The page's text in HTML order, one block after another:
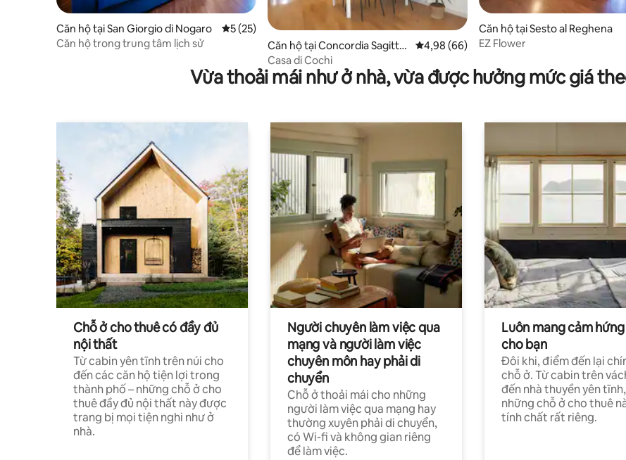
Căn hộ tại San Giorgio di Nogaro Xếp hạng trung bình 5/5, 25 đánh giá
5 (25)
Căn hộ trong trung tâm lịch sử
Căn hộ tại Concordia Sagittar
ia
Xếp hạng trung bình 4,98/5, 66 đánh giá
4,98 (66)
Casa di Cochi
Căn hộ tại Sesto al Reghena
EZ Flower
Vừa thoải mái như ở nhà, vừa được hưởng mức giá
Chỗ ở cho thuê có đầy đủ
nội thất
Từ cabin yên tĩnh trên núi cho
đến các căn hộ tiện lợi trong
thành phố – những chỗ ở cho
thuê đầy đủ nội thất này được
trang bị mọi tiện nghi như ở
nhà.
Người chuyên làm việc qua
mạng và người làm việc
chuyên môn hay phải di
chuyển
Chỗ ở thoải mái cho những
người làm việc qua mạng hay
thường xuyên phải di chuyển,
có Wi-fi và không gian riêng
để làm việc.
Luôn mang cảm
cho bạn
Đôi khi, điểm đến lại
chỗ ở. Từ cabin trên
đến nhà thuyền yên tĩnh,
những chỗ ở cho thuê
tính chất rất riêng.